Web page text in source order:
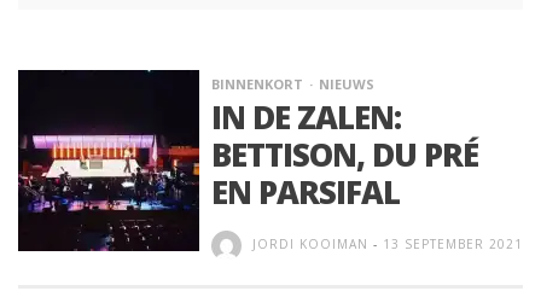
BINNENKORT NIEUWS
IN DE ZALEN:
BETTISON, DU PRÉ
EN PARSIFAL
JORDI KOOIMAN - 13 SEPTEMBER 2021